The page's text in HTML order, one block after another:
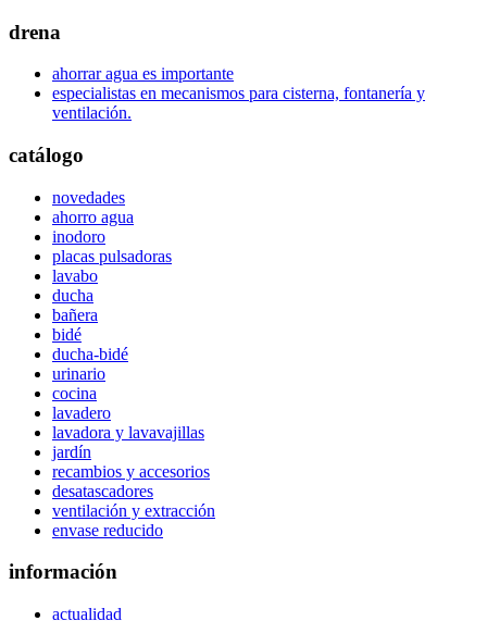
drena
ahorrar agua es importante
especialistas en mecanismos para cisterna, fontanería y
ventilación.
catálogo
novedades
ahorro agua
inodoro
placas pulsadoras
lavabo
ducha
bañera
bidé
ducha-bidé
urinario
cocina
lavadero
lavadora y lavavajillas
jardín
recambios y accesorios
desatascadores
ventilación y extracción
envase reducido
información
actualidad